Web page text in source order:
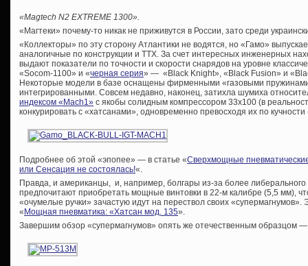
«Magtech N2 EXTREME 1300».
«Магтеки» почему-то никак не приживутся в России, зато среди
«Коллекторы» по эту сторону Атлантики не водятся, но «Гамо»
аналогичные по конструкции и ТТХ. За счет интересных инженерных
выдают показатели по точности и скорости снарядов на уровне
«Socom-1100» и «черная серия» — «Black Knight», «Black Fusion» и
Некоторые модели в базе оснащены фирменными «газовыми
интегрированными. Совсем недавно, наконец, затихла шумиха
индексом «Mach1» с якобы солидным компрессором 33х100 (в
конкурировать с «хатсанами», одновременно превосходя их по кучности
Подробнее об этой «эпопее» — в статье «Сверхмощные
или Сенсация не состоялась!«.
Правда, и американцы, и, например, болгары из-за более либерального
предпочитают приобретать мощные винтовки в 22-м калибре (5,5 мм),
«очумелые ручки» зачастую идут на перествол своих «супермагнумов».
« Мощная пневматика: «Хатсан мод. 135».
Завершим обзор «супермагнумов» опять же отечественным образцом